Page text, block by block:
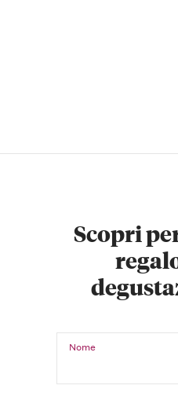
Scopri
Nome